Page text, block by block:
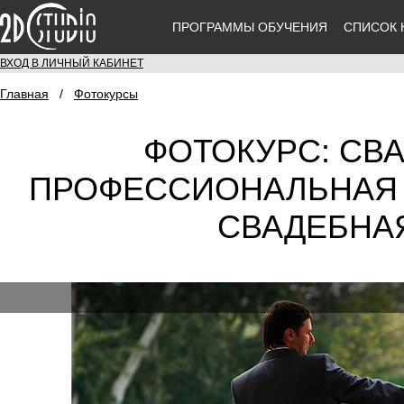
ПРОГРАММЫ ОБУЧЕНИЯ СПИСОК
ВХОД В ЛИЧНЫЙ КАБИНЕТ
Главная / Фотокурсы
ФОТОКУРС: